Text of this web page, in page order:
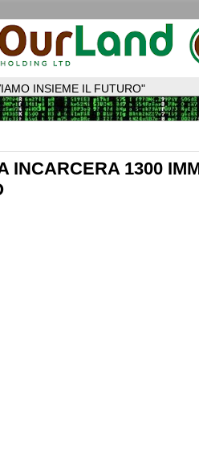
INSIEME IL FUTURO"
INCARCERA 1300